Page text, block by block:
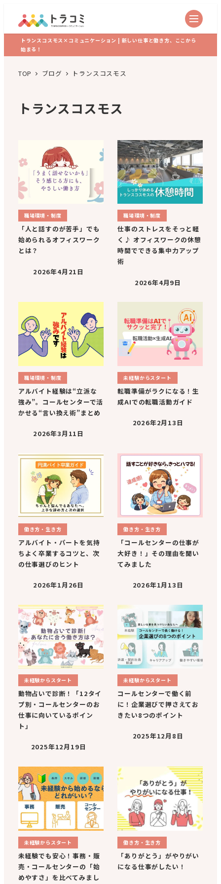
トランスコスモス×コミュニケーション | 新しい仕事と働き方、ここから
始まる！
TOP ブログ トランスコスモス
トランスコスモス
職場環境・制度
「人と話すのが苦手」でも
始められるオフィスワーク
とは？
2026年4月21日
職場環境・制度
仕事のストレスをそっと軽
く♪ オフィスワークの休憩
時間でできる集中力アップ
術
2026年4月9日
職場環境・制度
アルバイト経験は“立派な
強み”。コールセンターで活
かせる“言い換え術”まとめ
2026年3月11日
未経験からスタート
転職準備がラクになる！生
成AIでの転職活動ガイド
2026年2月13日
働き方・生き方
アルバイト・パートを気持
ちよく卒業するコツと、次
の仕事選びのヒント
2026年1月26日
働き方・生き方
「コールセンターの仕事が
大好き！」その理由を聞い
てみました
2026年1月13日
未経験からスタート
動物占いで診断！「12タイ
プ別・コールセンターのお
仕事に向いているポイン
ト」
2025年12月19日
未経験からスタート
コールセンターで働く前
に！企業選びで押さえてお
きたい8つのポイント
2025年12月8日
未経験からスタート
未経験でも安心！事務・販
売・コールセンターの「始
めやすさ」を比べてみまし
働き方・生き方
「ありがとう」がやりがい
になる仕事がしたい！